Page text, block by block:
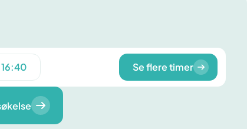
16:40 Se flere timer